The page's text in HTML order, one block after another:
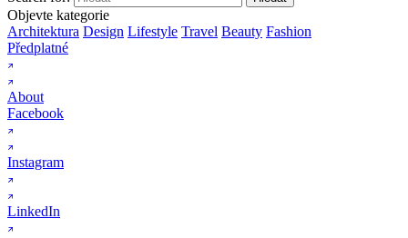
Objevte kategorie
Architektura Design Lifestyle Travel Beauty Fashion
Předplatné
About
Facebook
Instagram
LinkedIn